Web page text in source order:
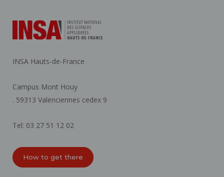
INSA Hauts-de-France
Campus Mont Houy
. 59313 Valenciennes cedex 9
Tel: 03 27 51 12 02
How to get there